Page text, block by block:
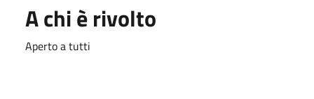
A chi è rivolto
Aperto a tutti